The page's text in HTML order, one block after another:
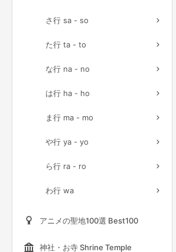
さ行 sa - so
た行 ta - to
な行 na - no
は行 ha - ho
ま行 ma - mo
や行 ya - yo
ら行 ra - ro
わ行 wa
アニメの聖地100選 Best100
神社・お寺 Shrine Temple